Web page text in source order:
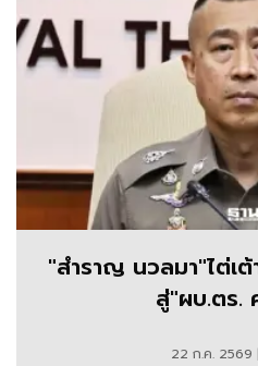
"สำราญ นวลมา"ไต่เ
สู่"ผบ.ตร.
22 ก.ค. 2569